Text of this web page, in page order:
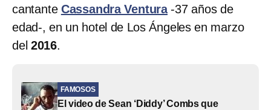
cantante Cassandra Ventura-37 años de
edad-, en un hotel de Los Ángeles en marzo
del 2016.
FAMOSOS
El video de Sean ‘Diddy’ Combs que